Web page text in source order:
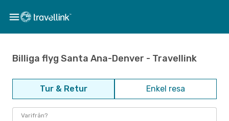
Billiga flyg Santa Ana-Denver - Travellink
Tur & Retur Enkel resa
Varifrån?